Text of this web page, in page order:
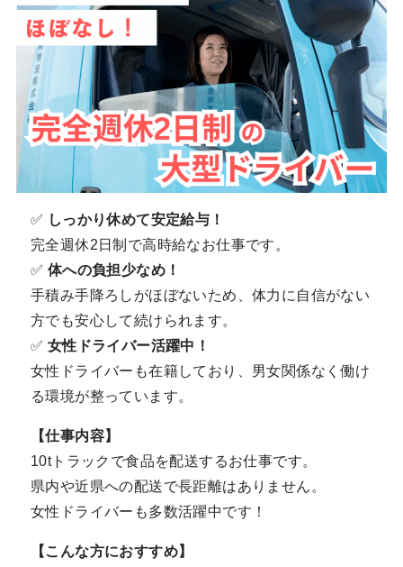
✅ しっかり休めて安定給与！
完全週休2日制で高時給なお仕事です。
✅ 体への負担少なめ！
手積み手降ろしがほぼないため、体力に自信がない
方でも安心して続けられます。
✅ 女性ドライバー活躍中！
女性ドライバーも在籍しており、男女関係なく働け
る環境が整っています。
【仕事内容】
10tトラックで食品を配送するお仕事です。
県内や近県への配送で長距離はありません。
女性ドライバーも多数活躍中です！
【こんな方におすすめ】